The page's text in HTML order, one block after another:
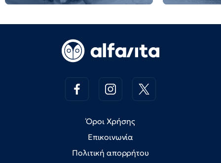
Όροι Χρήσης
Επικοινωνία
Πολιτική απορρήτου